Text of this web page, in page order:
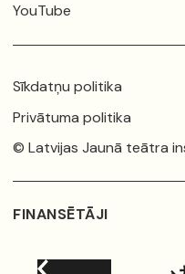
YouTube
Sīkdatņu politika
Privātuma politika
© Latvijas Jaunā teātra
FINANSĒTĀJI